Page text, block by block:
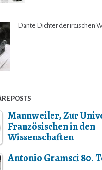
Dante Dichter der irdischen
POSTS
Mannweiler, Zur
Französischen in den
Wissenschaften
Antonio Gramsci 80.